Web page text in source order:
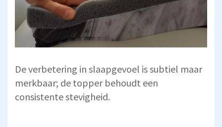
De verbetering in slaapgevoel is subtiel maar
merkbaar; de topper behoudt een
consistente stevigheid.